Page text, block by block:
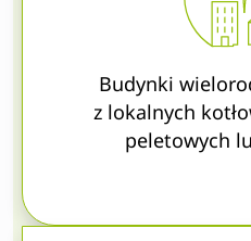
Budynki
z lokalnych
peletowych